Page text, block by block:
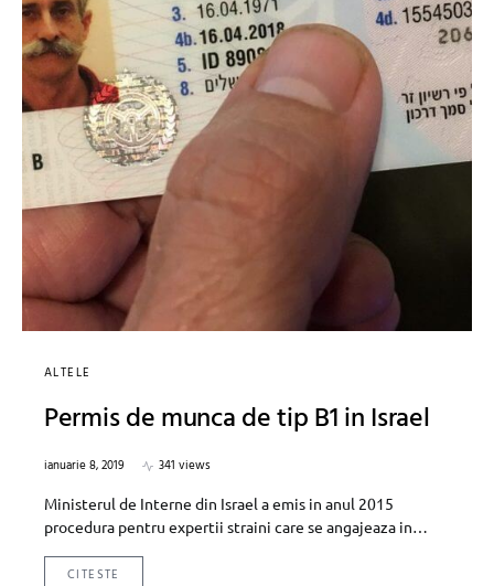
ALTELE
Permis de munca de tip B1 in Israel
ianuarie 8, 2019
341 views
Ministerul de Interne din Israel a emis in anul 2015
procedura pentru expertii straini care se angajeaza in…
CITESTE